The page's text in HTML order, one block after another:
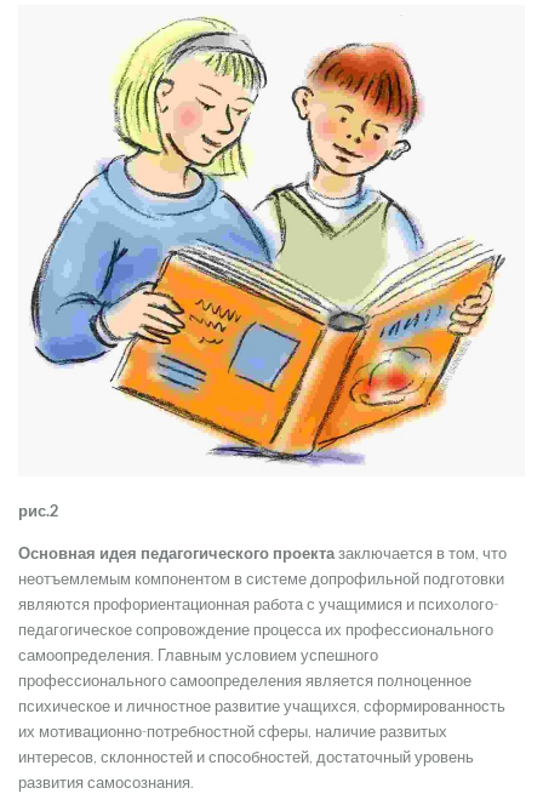
рис.2
Основная идея педагогического проектазаключается в том, что
неотъемлемым компонентом в системе допрофильной подготовки
являются профориентационная работа с учащимися и психолого-
педагогическое сопровождение процесса их профессионального
самоопределения. Главным условием успешного
профессионального самоопределения является полноценное
психическое и личностное развитие учащихся, сформированность
их мотивационно-потребностной сферы, наличие развитых
интересов, склонностей и способностей, достаточный уровень
развития самосознания.